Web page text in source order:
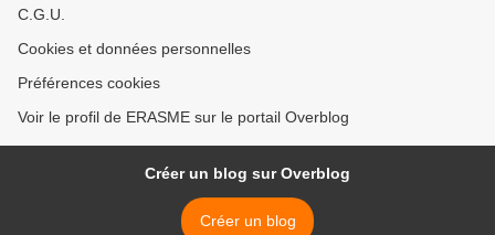
C.G.U.
Cookies et données personnelles
Préférences cookies
Voir le profil de ERASME sur le portail Overblog
Créer un blog sur Overblog
Créer un blog